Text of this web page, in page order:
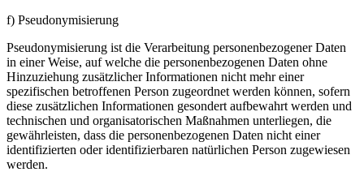
f) Pseudonymisierung
Pseudonymisierung ist die Verarbeitung personenbezogener Daten
in einer Weise, auf welche die personenbezogenen Daten ohne
Hinzuziehung zusätzlicher Informationen nicht mehr einer
spezifischen betroffenen Person zugeordnet werden können, sofern
diese zusätzlichen Informationen gesondert aufbewahrt werden und
technischen und organisatorischen Maßnahmen unterliegen, die
gewährleisten, dass die personenbezogenen Daten nicht einer
identifizierten oder identifizierbaren natürlichen Person zugewiesen
werden.